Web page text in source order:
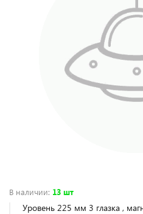
В наличии: 13 шт
Уровень 225 мм 3 глазка ,